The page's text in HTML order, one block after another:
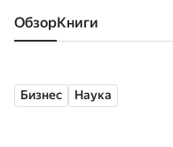
Обзор книги
Бизнес Наука